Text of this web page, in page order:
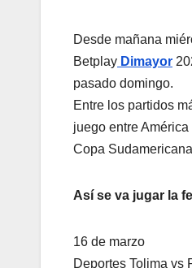
Desde mañana
Betplay Dimayor
pasado domingo.
Entre los partidos
juego entre
Copa
Así se va jugar la
16 de marzo
Deportes Tolima vs